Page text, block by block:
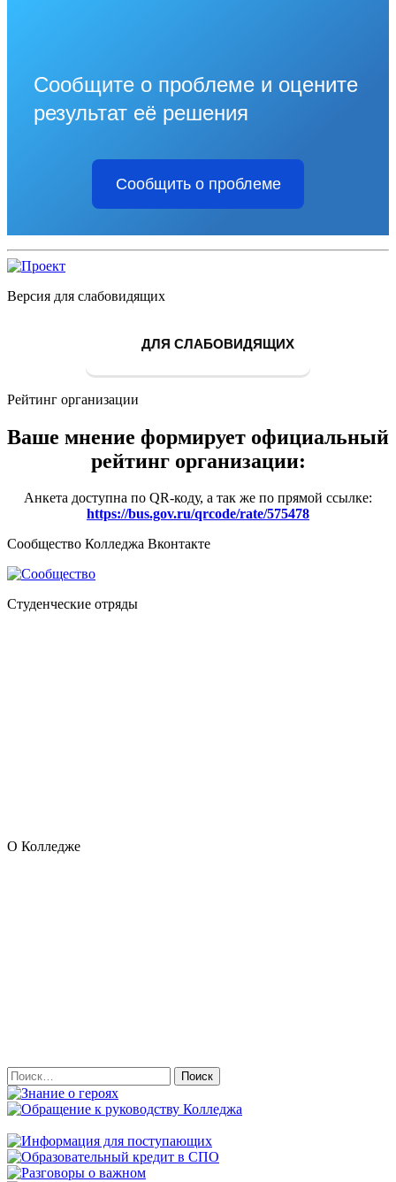
Сообщите о проблеме и оцените
результат её решения
Сообщить о проблеме
Версия для слабовидящих
ДЛЯ СЛАБОВИДЯЩИХ
Рейтинг организации
Ваше мнение формирует официальный
рейтинг организации:
Анкета доступна по QR-коду, а так же по прямой ссылке:
https://bus.gov.ru/qrcode/rate/575478
Сообщество Колледжа Вконтакте
Студенческие отряды
О Колледже
Найти: